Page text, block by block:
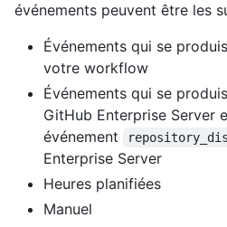
événements peuvent être les
Événements qui se
votre workflow
Événements qui se
GitHub Enterprise Server
événement
Enterprise Server
Heures planifiées
Manuel